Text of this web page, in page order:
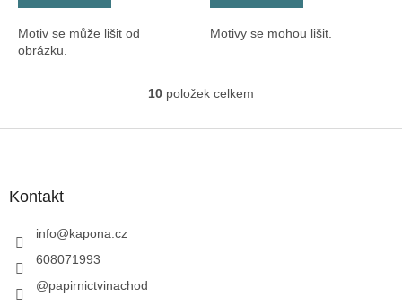
Motiv se může lišit od
obrázku.
Motivy se mohou lišit.
O
l
10 položek celkem
Kontakt
info@kapona.cz
608071993
@papirnictvinachod